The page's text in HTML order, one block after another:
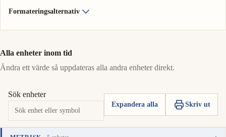
Formateringsalternativ
Alla enheter inom tid
Ändra ett värde så uppdateras alla andra enheter direkt.
Sök enheter
Expandera alla Skriv ut